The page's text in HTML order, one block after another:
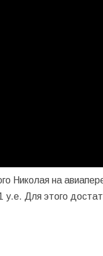
Николая на
Для этого